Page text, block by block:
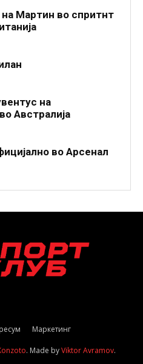
Мартин во спритнт
на
Австралија
во Арсенал
Маркетинг
. Made byViktor Avramov.